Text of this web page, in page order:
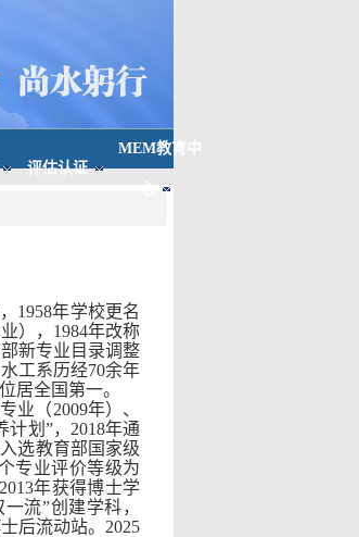
评估认证
MEM教育中
1958年学校更名
），1984年改称
新专业目录调整
工系历经70余年
居全国第一。
业（2009年）、
划”，2018年通
选教育部国家级
专业评价等级为
年获得博士学
流”创建学科，
后流动站。2025